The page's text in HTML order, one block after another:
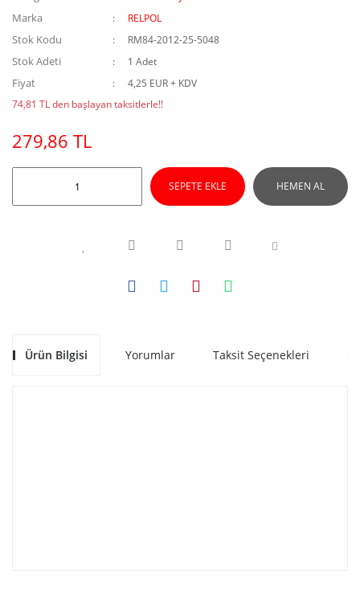
Marka RELPOL
Stok Kodu RM84-2012-25-5048
Stok Adeti 1 Adet
Fiyat
4,25 EUR + KDV
74,81 TL den başlayan taksitlerle!!
279,86 TL
SEPETE EKLE HEMEN AL
Ürün Bilgisi Yorumlar Taksit Seçenekleri